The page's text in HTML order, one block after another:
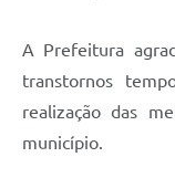
A Prefeitura
transtornos
realização das
município.